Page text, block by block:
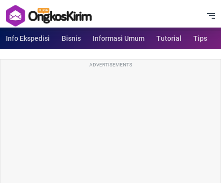
Info Ekspedisi Bisnis Informasi Umum Tutorial Tips
ADVERTISEMENTS